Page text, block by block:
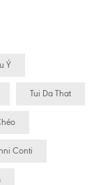
Ý
Tui Da That
Conti